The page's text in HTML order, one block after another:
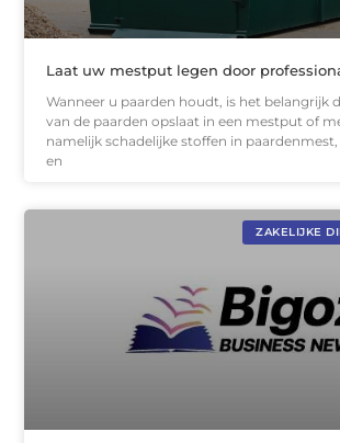
Laat uw mestput legen door
Wanneer u paarden houdt, is het belangrijk
van de paarden opslaat in een mestput of
namelijk schadelijke stoffen in
en
ZAKELIJKE